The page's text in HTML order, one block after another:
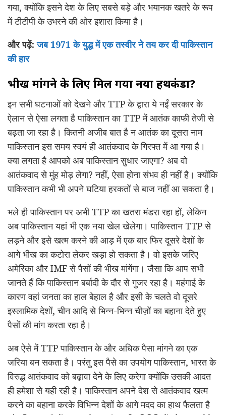
गया, क्योंकि इसने देश के लिए सबसे बड़े और भयानक खतरे के रूप
में टीटीपी के उभरने की ओर इशारा किया है।
और पढ़ें:जब 1971 के युद्ध में एक तस्वीर ने तय कर दी पाकिस्तान
की हार
भीख मांगने के लिए मिल गया नया हथकंडा?
इन सभी घटनाओं को देखने और TTP के द्वारा ये नईं सरकार के
ऐलान से ऐसा लगता है पाकिस्तान का TTP में आतंक काफी तेजी से
बढ़ता जा रहा है। कितनी अजीब बात है न आतंक का दूसरा नाम
पाकिस्तान इस समय स्वयं ही आतंकवाद के गिरफ्त में आ गया है।
क्या लगता है आपको अब पाकिस्तान सुधार जाएगा? अब वो
आतंकवाद से मुंह मोड़ लेगा? नहीं, ऐसा होना संभव ही नहीं है। क्योंकि
पाकिस्तान कभी भी अपने घटिया हरकतों से बाज नहीं आ सकता है।
भले ही पाकिस्तान पर अभी TTP का खतरा मंडरा रहा हों, लेकिन
अब पाकिस्तान यहां भी एक नया खेल खेलेगा। पाकिस्तान TTP से
लड़ने और इसे खत्म करने की आड़ में एक बार फिर दूसरे देशों के
आगे भीख का कटोरा लेकर खड़ा हो सकता है। वो इसके जरिए
अमेरिका और IMF से पैसों की भीख मांगेंगा। जैसा कि आप सभी
जानते हैं कि पाकिस्तान बर्बादी के दौर से गुजर रहा है। महंगाई के
कारण वहां जनता का हाल बेहाल है और इसी के चलते वो दूसरे
इस्लामिक देशों, चीन आदि से भिन्न-भिन्न चीज़ों का बहाना देते हुए
पैसों की मांग करता रहा है।
अब ऐसे में TTP पाकिस्तान के और अधिक पैसा मांगने का एक
जरिया बन सकता है। परंतु इस पैसे का उपयोग पाकिस्तान, भारत के
विरुद्ध आतंकवाद को बढ़ावा देने के लिए करेगा क्योंकि उसकी आदत
ही हमेशा से यही रही है। पाकिस्तान अपने देश से आतंकवाद खत्म
करने का बहाना करके विभिन्न देशों के आगे मदद का हाथ फैलता है